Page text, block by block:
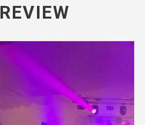
REVIEW